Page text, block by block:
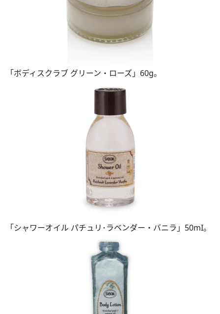
「ボディスクラブ グリーン・ローズ」60g。
「シャワーオイル パチュリ･ラベンダー・バニラ」50mI。